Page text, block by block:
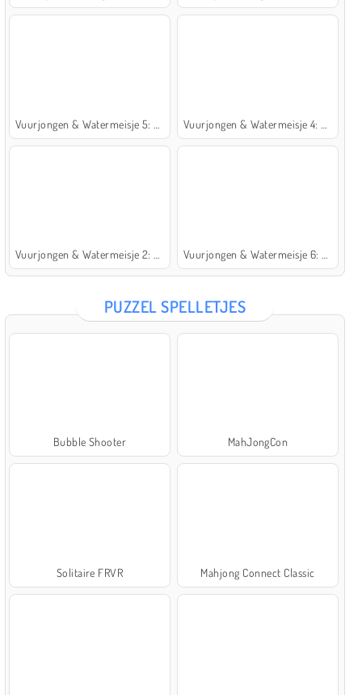
PUZZEL SPELLETJES
Bubble Shooter MahJongCon
Solitaire FRVR Mahjong Connect Classic